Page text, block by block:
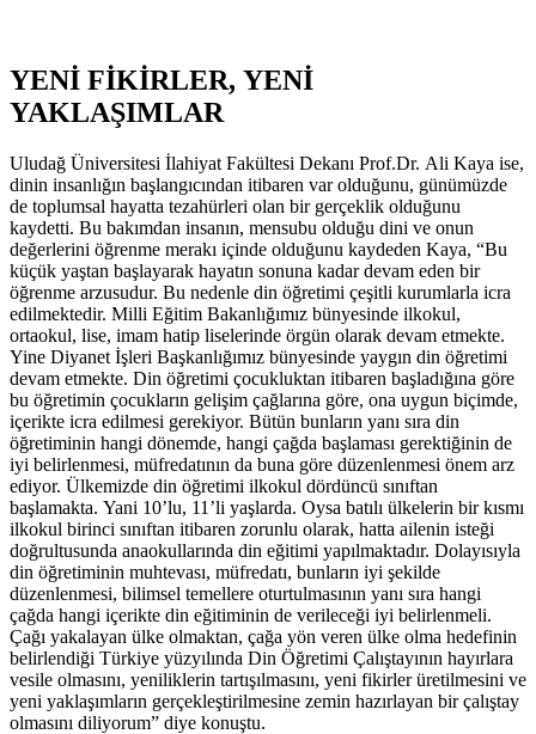
YENİ FİKİRLER, YENİ
YAKLAŞIMLAR
Uludağ Üniversitesi İlahiyat Fakültesi Dekanı Prof.Dr. Ali Kaya ise,
dinin insanlığın başlangıcından itibaren var olduğunu, günümüzde
de toplumsal hayatta tezahürleri olan bir gerçeklik olduğunu
kaydetti. Bu bakımdan insanın, mensubu olduğu dini ve onun
değerlerini öğrenme merakı içinde olduğunu kaydeden Kaya, “Bu
küçük yaştan başlayarak hayatın sonuna kadar devam eden bir
öğrenme arzusudur. Bu nedenle din öğretimi çeşitli kurumlarla icra
edilmektedir. Milli Eğitim Bakanlığımız bünyesinde ilkokul,
ortaokul, lise, imam hatip liselerinde örgün olarak devam etmekte.
Yine Diyanet İşleri Başkanlığımız bünyesinde yaygın din öğretimi
devam etmekte. Din öğretimi çocukluktan itibaren başladığına göre
bu öğretimin çocukların gelişim çağlarına göre, ona uygun biçimde,
içerikte icra edilmesi gerekiyor. Bütün bunların yanı sıra din
öğretiminin hangi dönemde, hangi çağda başlaması gerektiğinin de
iyi belirlenmesi, müfredatının da buna göre düzenlenmesi önem arz
ediyor. Ülkemizde din öğretimi ilkokul dördüncü sınıftan
başlamakta. Yani 10’lu, 11’li yaşlarda. Oysa batılı ülkelerin bir kısmı
ilkokul birinci sınıftan itibaren zorunlu olarak, hatta ailenin isteği
doğrultusunda anaokullarında din eğitimi yapılmaktadır. Dolayısıyla
din öğretiminin muhtevası, müfredatı, bunların iyi şekilde
düzenlenmesi, bilimsel temellere oturtulmasının yanı sıra hangi
çağda hangi içerikte din eğitiminin de verileceği iyi belirlenmeli.
Çağı yakalayan ülke olmaktan, çağa yön veren ülke olma hedefinin
belirlendiği Türkiye yüzyılında Din Öğretimi Çalıştayının hayırlara
vesile olmasını, yeniliklerin tartışılmasını, yeni fikirler üretilmesini ve
yeni yaklaşımların gerçekleştirilmesine zemin hazırlayan bir çalıştay
olmasını diliyorum” diye konuştu.